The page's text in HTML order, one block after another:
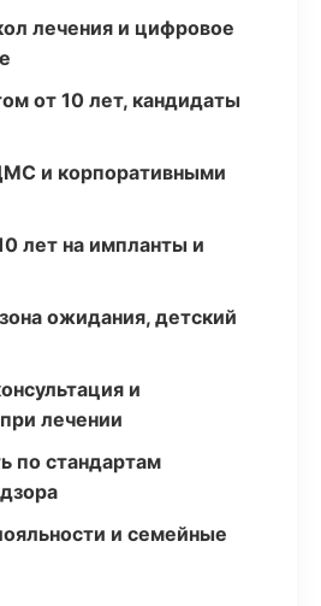
лечения и цифровое
от 10 лет, кандидаты
и корпоративными
лет на импланты и
ожидания, детский
и
лечении
по стандартам
и семейные